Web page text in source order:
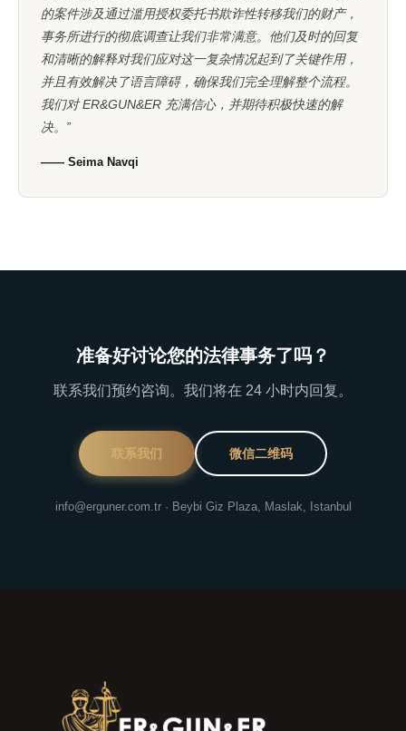
的案件涉及通过滥用授权委托书欺诈性转移我们的财产，
事务所进行的彻底调查让我们非常满意。他们及时的回复
和清晰的解释对我们应对这一复杂情况起到了关键作用，
并且有效解决了语言障碍，确保我们完全理解整个流程。
我们对 ER&GUN&ER 充满信心，并期待积极快速的解
决。”
—— Seima Navqi
准备好讨论您的法律事务了吗？
联系我们预约咨询。我们将在 24 小时内回复。
联系我们 微信二维码
info@erguner.com.tr · Beybi Giz Plaza, Maslak, Istanbul